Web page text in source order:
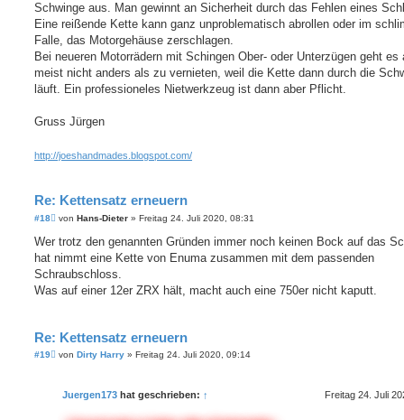
r
a
Schwinge aus. Man gewinnt an Sicherheit durch das Fehlen eines
Eine reißende Kette kann ganz unproblematisch abrollen oder im
Falle, das Motorgehäuse zerschlagen.
Bei neueren Motorrädern mit Schingen Ober- oder Unterzügen geht es
meist nicht anders als zu vernieten, weil die Kette dann durch die
läuft. Ein professioneles Nietwerkzeug ist dann aber Pflicht.
Gruss Jürgen
http://joeshandmades.blogspot.com/
Re: Kettensatz erneuern
#18
B
r
a
von Hans-Dieter » Freitag 24. Juli 2020, 08:31
Wer trotz den genannten Gründen immer noch keinen Bock auf das
hat nimmt eine Kette von Enuma zusammen mit dem passenden
Schraubschloss.
Was auf einer 12er ZRX hält, macht auch eine 750er nicht kaputt.
Re: Kettensatz erneuern
#19
Bvon Dirty Harry » Freitag 24. Juli 2020, 09:14
Juergen173 hat geschrieben: ↑ Freitag 24. Juli